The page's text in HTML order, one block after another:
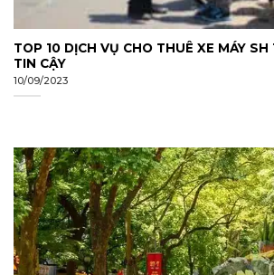
TOP 10 DỊCH VỤ CHO THUÊ XE MÁY
TIN CẬY
10/09/2023